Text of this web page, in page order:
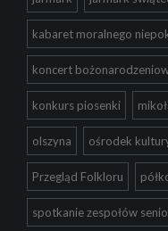
kabaret moralnego
koncert
konkurs piosenki
olszyna ośrodek
Przegląd Folkloru
spotkanie zespołów